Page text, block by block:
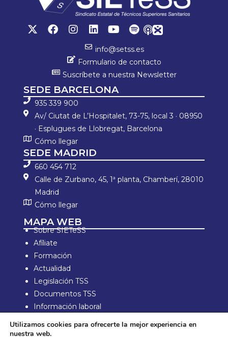
info@setss.es
Formulario de contacto
Suscríbete a nuestra Newsletter
SEDE BARCELONA
935 339 900
Av/ Ciutat de L’Hospitalet, 73-75, local 3 · 08950
· Esplugues de Llobregat, Barcelona
Cómo llegar
SEDE MADRID
660 454 712
Calle de Zurbano, 45, 1ª planta, Chamberí, 28010
Madrid
Cómo llegar
MAPA WEB
Sobre SIETeSS
Afíliate
Formación
Actualidad
Legislación TSS
Documentos TSS
Información laboral
Aviso Legal y política de privacidad
Utilizamos cookies para ofrecerte la mejor experiencia en
nuestra web.